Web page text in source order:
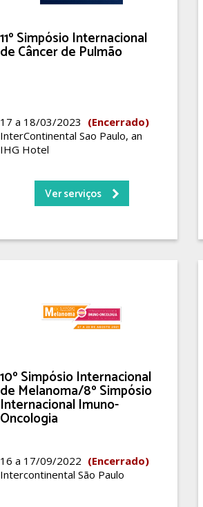
11º Simpósio Internacional
de Câncer de Pulmão
17 a 18/03/2023 (Encerrado)
InterContinental Sao Paulo, an
IHG Hotel
Ver serviços
10º Simpósio Internacional
de Melanoma/8º Simpósio
Internacional Imuno-
Oncologia
16 a 17/09/2022 (Encerrado)
Intercontinental São Paulo